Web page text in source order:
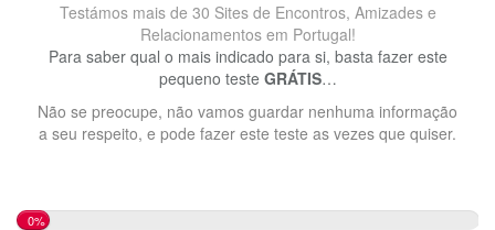
Testámos mais de 30 Sites de Encontros, Amizades e
Relacionamentos em Portugal!
Para saber qual o mais indicado para si, basta fazer este
pequeno teste GRÁTIS…
Não se preocupe, não vamos guardar nenhuma informação
a seu respeito, e pode fazer este teste as vezes que quiser.
0%